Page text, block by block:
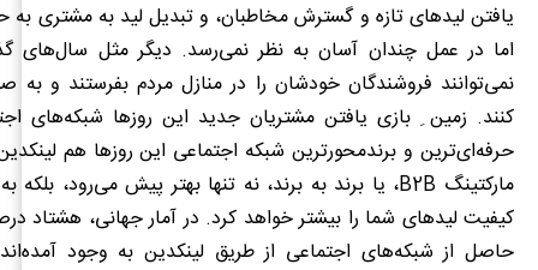
یافتن لیدهای تازه و گسترش مخاطبان، و تبدیل لید به مشتری
اما در عمل چندان آسان به نظر نمی‌رسد. دیگر مثل سالهای
نمی‌توانند فروشندگان خودشان را در منازل مردم بفرستند و به
کنند. زمین ِ بازی یافتن مشتریان جدید این روزها شبکه‌های
حرفه‌ای‌ترین و برندمحورترین شبکه اجتماعی این روزها هم
مارکتینگ B2B، یا برند به برند، نه تنها بهتر پیش می‌رود، بلکه
کیفیت لیدهای شما را بیشتر خواهد کرد. در آمار جهانی، هشتاد
حاصل از شبکههای اجتماعی از طریق لینکدین به وجود آمده